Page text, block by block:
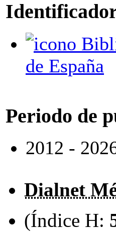
de España
Periodo de
2012 -
Dialnet
(Índice H: